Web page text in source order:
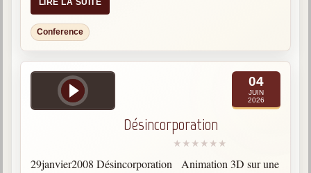
LIRE LA SUITE
Conference
04
JUIN
2026
Désincorporation
29janvier2008 Désincorporation Animation 3D sur une